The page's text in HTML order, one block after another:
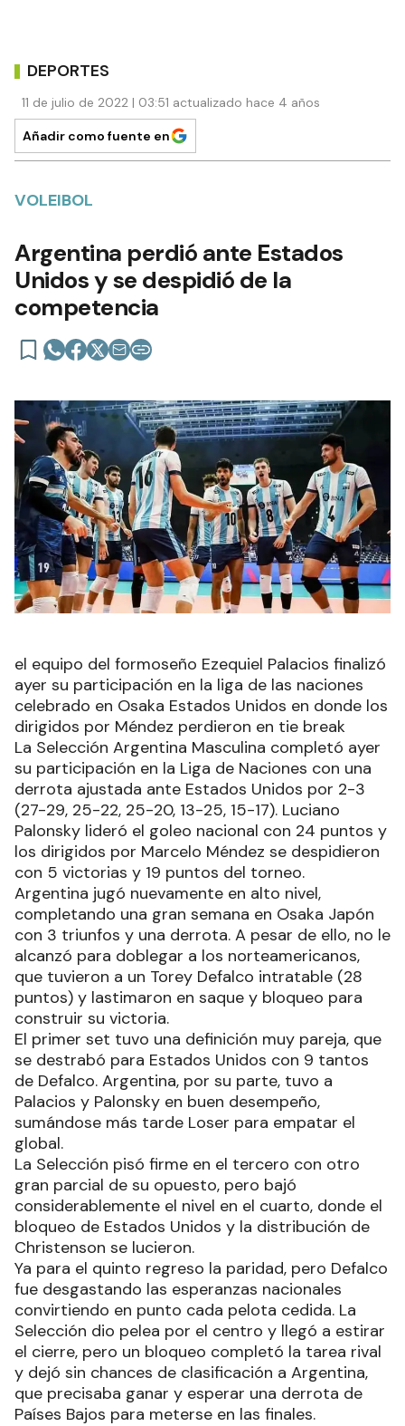
DEPORTES
11 de julio de 2022 | 03:51 actualizado hace 4 años
Añadir como fuente en
VOLEIBOL
Argentina perdió ante Estados
Unidos y se despidió de la
competencia
el equipo del formoseño Ezequiel Palacios finalizó
ayer su participación en la liga de las naciones
celebrado en Osaka Estados Unidos en donde los
dirigidos por Méndez perdieron en tie break
La Selección Argentina Masculina completó ayer
su participación en la Liga de Naciones con una
derrota ajustada ante Estados Unidos por 2-3
(27-29, 25-22, 25-20, 13-25, 15-17). Luciano
Palonsky lideró el goleo nacional con 24 puntos y
los dirigidos por Marcelo Méndez se despidieron
con 5 victorias y 19 puntos del torneo.
Argentina jugó nuevamente en alto nivel,
completando una gran semana en Osaka Japón
con 3 triunfos y una derrota. A pesar de ello, no le
alcanzó para doblegar a los norteamericanos,
que tuvieron a un Torey Defalco intratable (28
puntos) y lastimaron en saque y bloqueo para
construir su victoria.
El primer set tuvo una definición muy pareja, que
se destrabó para Estados Unidos con 9 tantos
de Defalco. Argentina, por su parte, tuvo a
Palacios y Palonsky en buen desempeño,
sumándose más tarde Loser para empatar el
global.
La Selección pisó firme en el tercero con otro
gran parcial de su opuesto, pero bajó
considerablemente el nivel en el cuarto, donde el
bloqueo de Estados Unidos y la distribución de
Christenson se lucieron.
Ya para el quinto regreso la paridad, pero Defalco
fue desgastando las esperanzas nacionales
convirtiendo en punto cada pelota cedida. La
Selección dio pelea por el centro y llegó a estirar
el cierre, pero un bloqueo completó la tarea rival
y dejó sin chances de clasificación a Argentina,
que precisaba ganar y esperar una derrota de
Países Bajos para meterse en las finales.